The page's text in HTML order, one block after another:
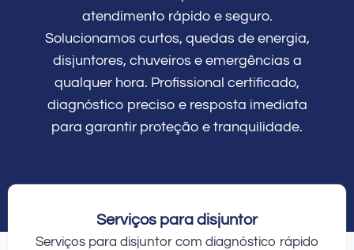
atendimento rápido e seguro.
Solucionamos curtos, quedas de energia,
disjuntores, chuveiros e emergências a
qualquer hora. Profissional certificado,
diagnóstico preciso e resposta imediata
para garantir proteção e tranquilidade.
Serviços para disjuntor
Serviços para disjuntor com diagnóstico rápido